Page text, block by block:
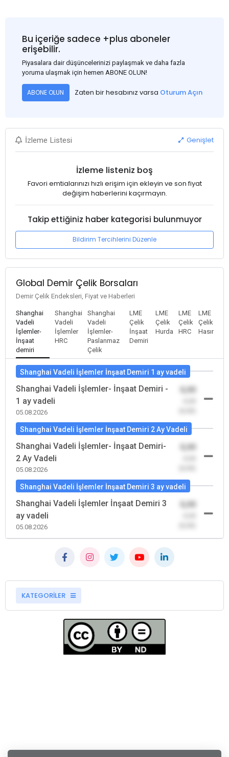
Bu içeriğe sadece +plus aboneler
erişebilir.
Piyasalara dair düşüncelerinizi paylaşmak ve daha fazla
yoruma ulaşmak için hemen ABONE OLUN!
ABONE OLUN Zaten bir hesabınız varsa Oturum Açın
İzleme Listesi Genişlet
İzleme listeniz boş
Favori emtialarınızı hızlı erişim için ekleyin ve son fiyat
değişim haberlerini kaçırmayın.
Takip ettiğiniz haber kategorisi bulunmuyor
Bildirim Tercihlerini Düzenle
Global Demir Çelik Borsaları
Demir Çelik Endeksleri, Fiyat ve Haberleri
Shanghai
Vadeli
İşlemler-
İnşaat
demiri
Shanghai
Vadeli
İşlemler
HRC
Shanghai
Vadeli
İşlemler-
Paslanmaz
Çelik
LME
Çelik
İnşaat
Demiri
LME
Çelik
Hurda
LME
Çelik
HRC
LME
Çelik
Hasır
Shanghai Vadeli İşlemler İnşaat Demiri 1 ay vadeli
Shanghai Vadeli İşlemler- İnşaat Demiri -
1 ay vadeli
05.08.2026
Shanghai Vadeli İşlemler İnşaat Demiri 2 Ay Vadeli
Shanghai Vadeli İşlemler- İnşaat Demiri-
2 Ay Vadeli
05.08.2026
Shanghai Vadeli İşlemler İnşaat Demiri 3 ay vadeli
Shanghai Vadeli İşlemler İnşaat Demiri 3
ay vadeli
05.08.2026
KATEGORİLER